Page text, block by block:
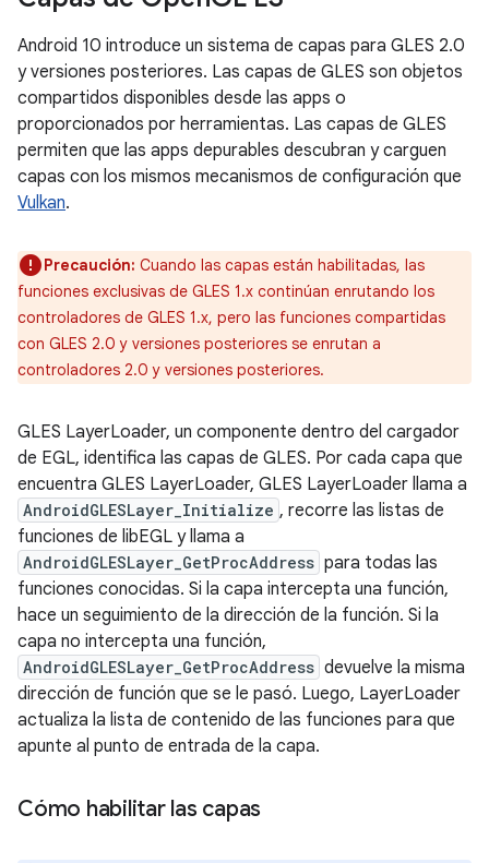
Android 10 introduce un sistema de capas para GLES 2.0
y versiones posteriores. Las capas de GLES son objetos
compartidos disponibles desde las apps o
proporcionados por herramientas. Las capas de GLES
permiten que las apps depurables descubran y carguen
capas con los mismos mecanismos de configuración que
Vulkan.
Precaución: Cuando las capas están habilitadas, las
funciones exclusivas de GLES 1.x continúan enrutando los
controladores de GLES 1.x, pero las funciones compartidas
con GLES 2.0 y versiones posteriores se enrutan a
controladores 2.0 y versiones posteriores.
GLES LayerLoader, un componente dentro del cargador
de EGL, identifica las capas de GLES. Por cada capa que
encuentra GLES LayerLoader, GLES LayerLoader llama a
AndroidGLESLayer_Initialize , recorre las listas de
funciones de libEGL y llama a
AndroidGLESLayer_GetProcAddress para todas las
funciones conocidas. Si la capa intercepta una función,
hace un seguimiento de la dirección de la función. Si la
capa no intercepta una función,
AndroidGLESLayer_GetProcAddress devuelve la misma
dirección de función que se le pasó. Luego, LayerLoader
actualiza la lista de contenido de las funciones para que
apunte al punto de entrada de la capa.
Cómo habilitar las capas